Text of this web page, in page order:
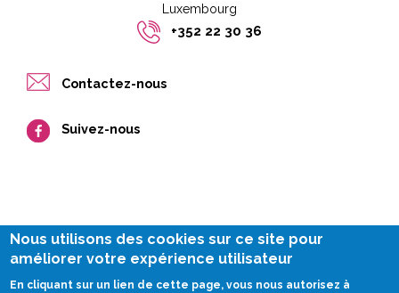
Luxembourg​​
+352 22 30 36
Contactez-nous
Suivez-nous
Impressum
Nous utilisons des cookies sur ce site pour
améliorer votre expérience utilisateur
En cliquant sur un lien de cette page, vous nous autorisez à